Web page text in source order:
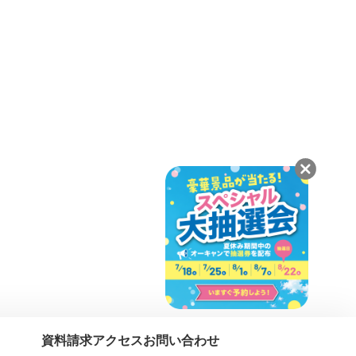
資料請求アクセスお問い合わせ